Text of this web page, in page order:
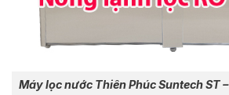
Máy lọc nước Thiên Phúc Suntech ST